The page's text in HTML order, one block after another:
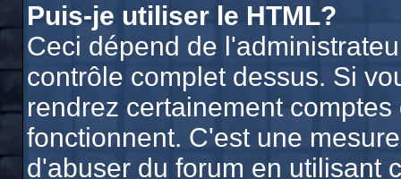
Puis-je utiliser le HTML?
Ceci dépend de
contrôle complet dessus. Si
rendrez certainement
fonctionnent. C'est une
d'abuser du forum en utilisant